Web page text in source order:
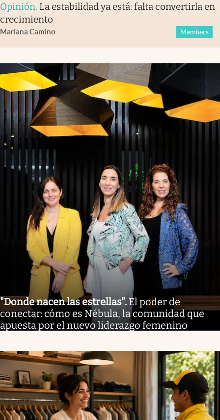
Opinión. La estabilidad ya está: falta convertirla en
crecimiento
Mariana Camino Members
"Donde nacen las estrellas". El poder de
conectar: cómo es Nébula, la comunidad que
apuesta por el nuevo liderazgo femenino